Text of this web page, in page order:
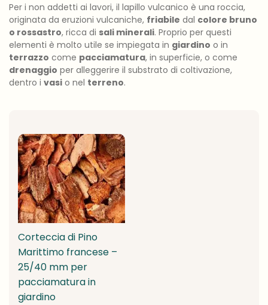
Per i non addetti ai lavori, il lapillo vulcanico è una roccia,
originata da eruzioni vulcaniche, friabile dal colore bruno
o rossastro, ricca di sali minerali. Proprio per questi
elementi è molto utile se impiegata in giardino o in
terrazzo come pacciamatura, in superficie, o come
drenaggio per alleggerire il substrato di coltivazione,
dentro i vasi o nel terreno.
Corteccia di Pino
Marittimo francese –
25/40 mm per
pacciamatura in
giardino